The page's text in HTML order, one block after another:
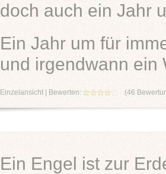
doch auch ein Jahr
Ein Jahr um für
und irgendwann ein
Einzelansicht| Bewerten: (46
Ein Engel ist zur